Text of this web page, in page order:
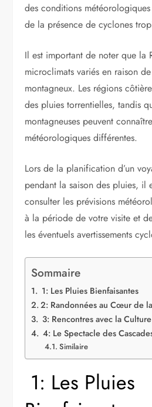
des conditions
de la présence de cyclones
Il est important de noter que la
microclimats variés en raison
montagneux. Les régions
des pluies torrentielles, tandis
montagneuses peuvent
météorologiques différentes.
Lors de la planification d’un
pendant la saison des pluies, il
consulter les prévisions
à la période de votre visite et
les éventuels avertissements
Sommaire
1: Les Pluies Bienfaisantes
2: Randonnées au Cœur de
3: Rencontres avec la
4: Le Spectacle des
Similaire
1: Les Pluies